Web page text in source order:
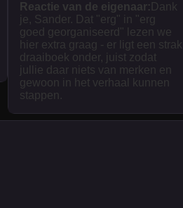
Reactie van de eigenaar: Dank
je, Sander. Dat "erg" in "erg
goed georganiseerd" lezen we
hier extra graag - er ligt een strak
draaiboek onder, juist zodat
jullie daar niets van merken en
gewoon in het verhaal kunnen
stappen.